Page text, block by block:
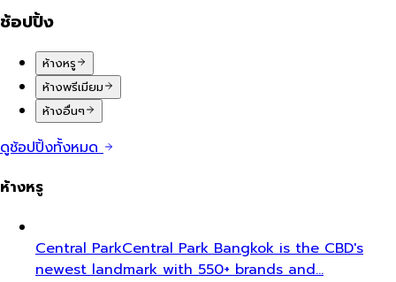
ช้อปปิ้ง
ห้างหรู
ห้างพรีเมียม
ห้างอื่นๆ
ดูช้อปปิ้งทั้งหมด
ห้างหรู
Central ParkCentral Park Bangkok is the CBD's
newest landmark with 550+ brands and…